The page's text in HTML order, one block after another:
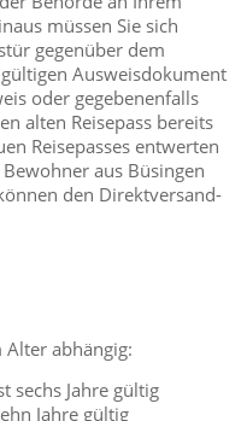
müssen Sie sich
gegenüber dem
Ausweisdokument
oder gegebenenfalls
alten Reisepass bereits
Reisepasses entwerten
aus Büsingen
den Direktversand-
abhängig:
sechs Jahre gültig
Jahre gültig